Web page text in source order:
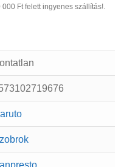
Ft felett ingyenes szállítás!.